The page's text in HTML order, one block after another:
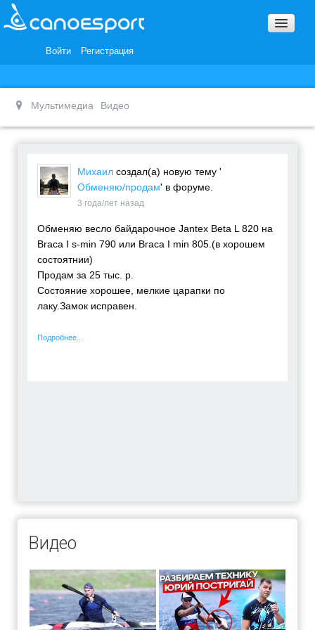
Войти Регистрация
Награды и Благодарности
Мультимедиа Видео
Михаилсоздал(а) новую тему '
Обменяю/продам' в форуме.
3 года/лет назад
Обменяю весло байдарочное Jantex Beta L 820 на
Braca I s-min 790 или Braca I min 805.(в хорошем
состоятнии)
Продам за 25 тыс. р.
Состояние хорошее, мелкие царапки по
лаку.Замок исправен.
Подробнее...
Видео